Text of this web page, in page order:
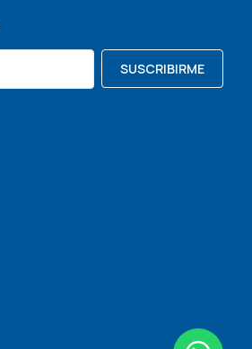
SUSCRIBIRME